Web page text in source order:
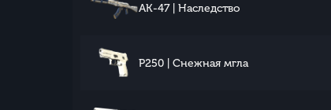
AK-47 | Наследство
P250 | Снежная мгла